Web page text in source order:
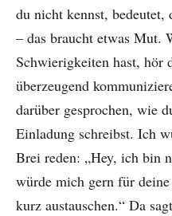
du nicht kennst, bedeutet,
– das braucht etwas Mut.
Schwierigkeiten hast, hör
überzeugend
darüber gesprochen, wie
Einladung schreibst. Ich
Brei reden: „Hey, ich bin
würde mich gern für
kurz austauschen.“ Da